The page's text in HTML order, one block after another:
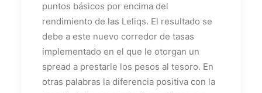
puntos básicos por encima del
rendimiento de las Leliqs. El resultado se
debe a este nuevo corredor de tasas
implementado en el que le otorgan un
spread a prestarle los pesos al tesoro. En
otras palabras la diferencia positiva con la